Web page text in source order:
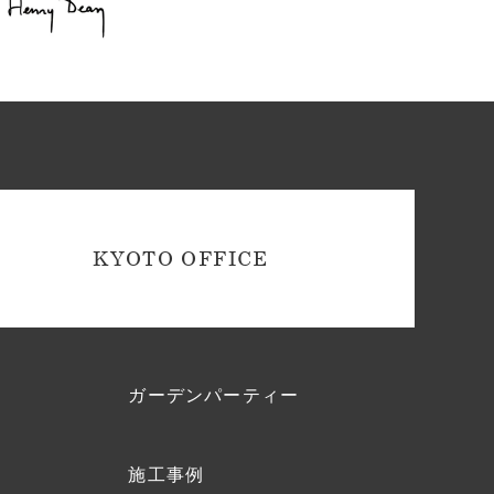
KYOTO OFFICE
ガーデンパーティー
施工事例